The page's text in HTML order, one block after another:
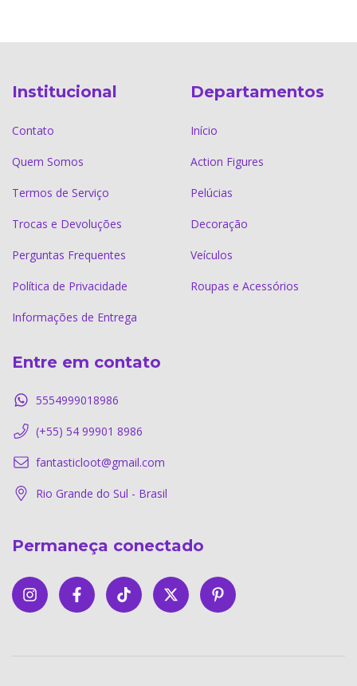
Institucional
Contato
Quem Somos
Termos de Serviço
Trocas e Devoluções
Perguntas Frequentes
Política de Privacidade
Informações de Entrega
Departamentos
Início
Action Figures
Pelúcias
Decoração
Veículos
Roupas e Acessórios
Entre em contato
5554999018986
(+55) 54 99901 8986
fantasticloot@gmail.com
Rio Grande do Sul - Brasil
Permaneça conectado